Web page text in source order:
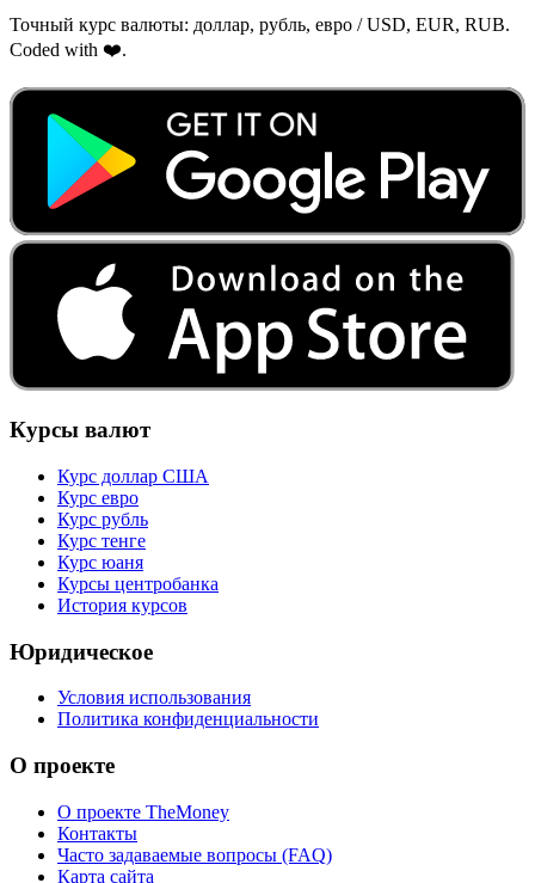
Точный курс валюты: доллар, рубль, евро / USD, EUR, RUB.
Coded with ❤️.
Курсы валют
Курс доллар США
Курс евро
Курс рубль
Курс тенге
Курс юаня
Курсы центробанка
История курсов
Юридическое
Условия использования
Политика конфиденциальности
О проекте
О проекте TheMoney
Контакты
Часто задаваемые вопросы (FAQ)
Карта сайта